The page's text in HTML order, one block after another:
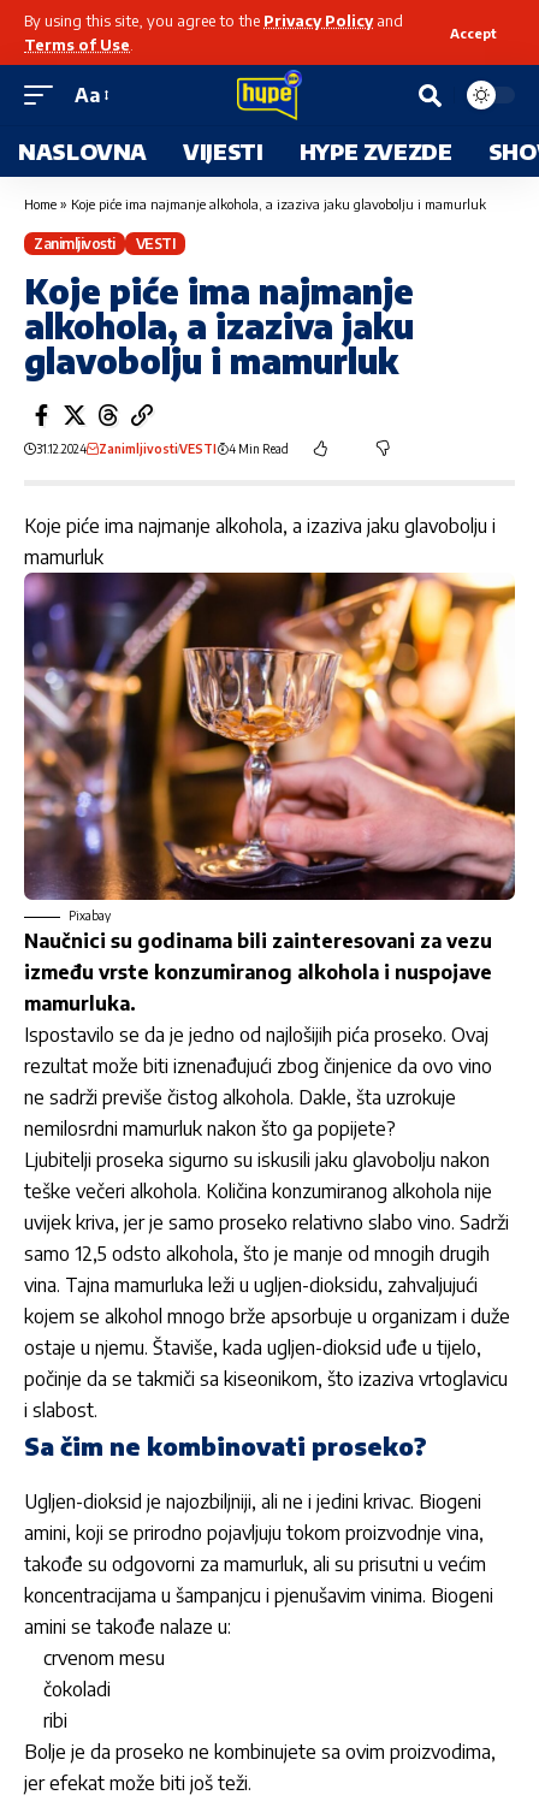
By using this site, you agree to the Privacy Policyand
Terms of Use
Accept
Aa
NASLOVNA VIJESTI HYPE ZVEZDE
Home » Koje piće ima najmanje alkohola, a izaziva jaku glavobolju i mamurluk
Zanimljivosti VESTI
Koje piće ima najmanje
alkohola, a izaziva jaku
glavobolju i mamurluk
31.12.2024 ZanimljivostiVESTI 4 Min Read
Koje piće ima najmanje alkohola, a izaziva jaku glavobolju i
mamurluk
Pixabay
Naučnici su godinama bili zainteresovani za vezu
između vrste konzumiranog alkohola i nuspojave
mamurluka.
Ispostavilo se da je jedno od najlošijih pića proseko. Ovaj
rezultat može biti iznenađujući zbog činjenice da ovo vino
ne sadrži previše čistog alkohola. Dakle, šta uzrokuje
nemilosrdni mamurluk nakon što ga popijete?
Ljubitelji proseka sigurno su iskusili jaku glavobolju nakon
teške večeri alkohola. Količina konzumiranog alkohola nije
uvijek kriva, jer je samo proseko relativno slabo vino. Sadrži
samo 12,5 odsto alkohola, što je manje od mnogih drugih
vina. Tajna mamurluka leži u ugljen-dioksidu, zahvaljujući
kojem se alkohol mnogo brže apsorbuje u organizam i duže
ostaje u njemu. Štaviše, kada ugljen-dioksid uđe u tijelo,
počinje da se takmiči sa kiseonikom, što izaziva vrtoglavicu
i slabost.
Sa čim ne kombinovati proseko?
Ugljen-dioksid je najozbiljniji, ali ne i jedini krivac. Biogeni
amini, koji se prirodno pojavljuju tokom proizvodnje vina,
takođe su odgovorni za mamurluk, ali su prisutni u većim
koncentracijama u šampanjcu i pjenušavim vinima. Biogeni
amini se takođe nalaze u:
crvenom mesu
čokoladi
ribi
Bolje je da proseko ne kombinujete sa ovim proizvodima,
jer efekat može biti još teži.